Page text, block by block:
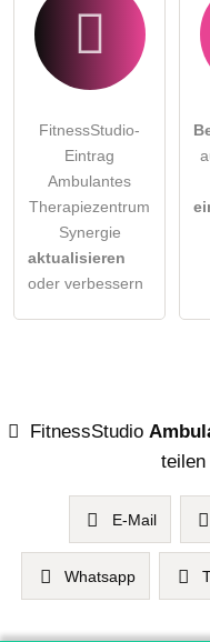
FitnessStudio-
Eintrag
Ambulantes
Therapiezentrum
Synergie
aktualisieren
oder verbessern
FitnessStudio
teilen
E-Mail
Whatsapp